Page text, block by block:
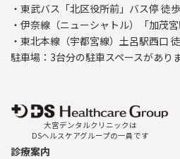
・東武バス「北区役所前」バス停 徒
・伊奈線（ニューシャトル）「加茂
・東北本線（宇都宮線）土呂駅西口
駐車場：3台分の駐車スペースがあり
大宮デンタルクリニックは
DSヘルスケアグループの一員です
診療案内